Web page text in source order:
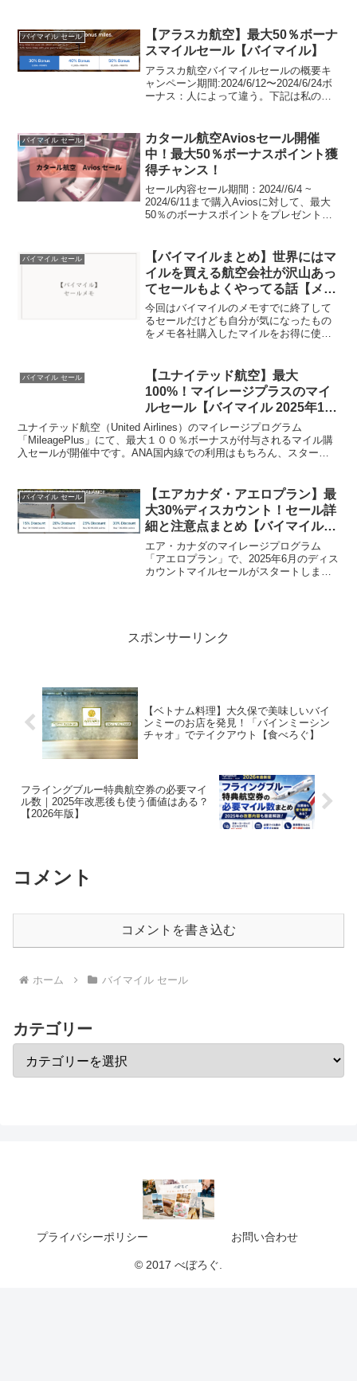
って対象となるのか、全員ではないよう
なので、...
バイマイル セール
【アラスカ航空】最大50％ボーナ
スマイルセール【バイマイル】
アラスカ航空バイマイルセールの概要キ
ャンペーン期間:2024/6/12〜2024/6/24ボ
ーナス：人によって違う。下記は私の場
バイマイル セール
カタール航空Aviosセール開催
中！最大50％ボーナスポイント獲
得チャンス！
セール内容セール期間：2024//6/4 ~
2024/6/11まで購入Aviosに対して、最大
50％のボーナスポイントをプレゼントボ
15,000 Avios：...
バイマイル セール
【バイマイルまとめ】世界にはマ
イルを買える航空会社が沢山あっ
てセールもよくやってる話【メ
モ】
今回はバイマイルのメモすでに終了して
るセールだけども自分が気になったもの
をメモ各社購入したマイルをお得に使え
するのでANA、JALだけにこだわらず、
行きたい国や気になる...
バイマイル セール
【ユナイテッド航空】最大
100%！マイレージプラスのマイ
ルセール【バイマイル 2025年12
月24まで】
ユナイテッド航空（United Airlines）のマイレージプログラム
「MileagePlus」にて、最大１００％ボーナスが付与されるマイル購
入セールが開催中です。ANA国内線での利用はもちろん、スターア
バイマイル セール
【エアカナダ・アエロプラン】最
大30%ディスカウント！セール詳
細と注意点まとめ【バイマイル
2025年6月】
エア・カナダのマイレージプログラム
「アエロプラン」で、2025年6月のディス
カウントマイルセールがスタートしまし
スポンサーリンク
【ベトナム料理】大久保で美味しいバイ
ンミーのお店を発見！「バインミーシン
チャオ」でテイクアウト【食べろぐ】
フライングブルー特典航空券の必要マイ
ル数｜2025年改悪後も使う価値はある？
【2026年版】
コメント
コメントを書き込む
ホーム バイマイル セール
カテゴリー
プライバシーポリシー お問い合わせ
© 2017 べぼろぐ.